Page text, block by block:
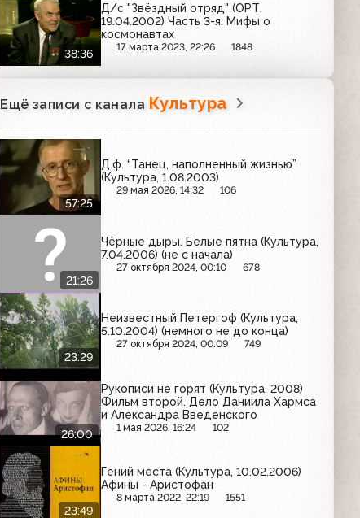
38:36
Д/с "Звёздный отряд" (ОРТ,
19.04.2002) Часть 3-я. Мифы о
космонавтах
17 марта 2023, 22:26 1848
Ещё записи с канала Культура
57:25
Д.ф. “Танец, наполненный жизнью”
(Культура, 1.08.2003)
29 мая 2026, 14:32 106
21:26
Чёрные дыры. Белые пятна (Культура,
7.04.2006) (не с начала)
27 октября 2024, 00:10 678
23:29
Неизвестный Петергоф (Культура,
5.10.2004) (немного не до конца)
27 октября 2024, 00:09 749
26:00
Рукописи не горят (Культура, 2008)
Фильм второй. Дело Даниила Хармса
и Александра Введенского
1 мая 2026, 16:24 102
23:49
Гений места (Культура, 10.02.2006)
Афины - Аристофан
8 марта 2022, 22:19 1551